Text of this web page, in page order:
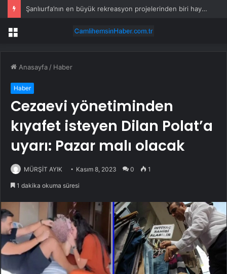
Çorlu’daki Askerler Kurban Bayramı’nı Kışlada Kutladı
Menü
Anasayfa / Haber
Haber
Cezaevi yönetiminden
kıyafet isteyen Dilan Polat’a
uyarı: Pazar malı olacak
MÜRŞİT AYIK Kasım 8, 2023 0 1
1 dakika okuma süresi